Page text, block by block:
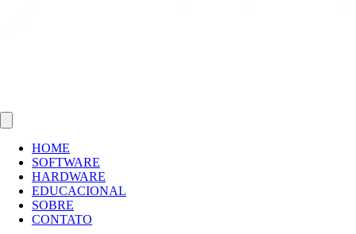
HOME
SOFTWARE
HARDWARE
EDUCACIONAL
SOBRE
CONTATO